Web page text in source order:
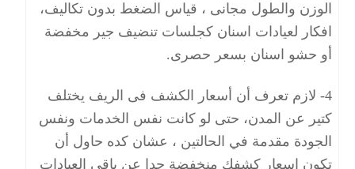
الوزن والطول مجانى ، قياس الضغط بدون تكاليف،
افكار لعيادات اسنان كجلسات تنضيف جير مخفضة
أو حشو اسنان بسعر حصرى.
4- لازم تعرف أن أسعار الكشف فى الريف يختلف
كتير عن المدن، حتى لو كانت نفس الخدمات ونفس
الجودة مقدمة في الحالتين ، عشان كده حاول أن
تكون اسعار كشفك منخفضة جدا عن باقى العيادات